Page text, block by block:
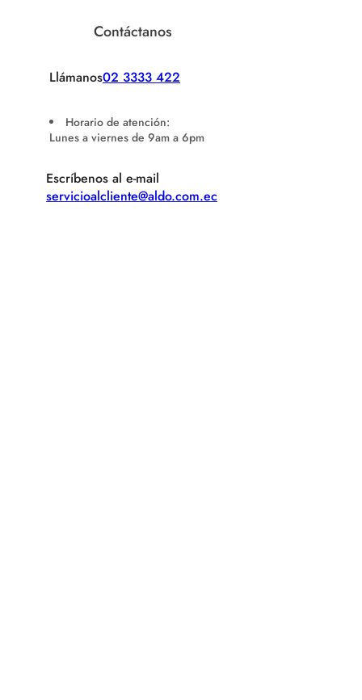
Contáctanos
Llámanos02 3333 422
Horario de atención:
Lunes a viernes de 9am a 6pm
Escríbenos al e-mail
servicioalcliente@aldo.com.ec